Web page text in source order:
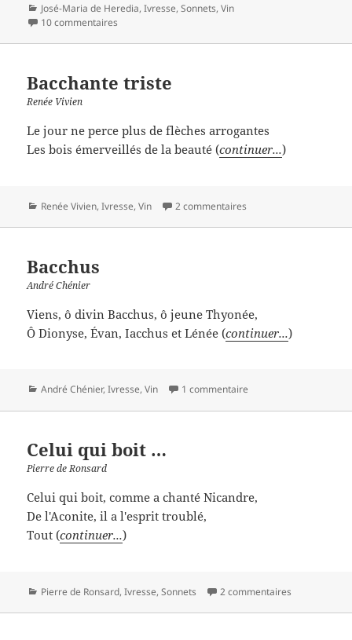
Catégories
José-Maria de Heredia,Ivresse,Sonnets,Vin
10 commentaires
Bacchante triste
Renée Vivien
Le jour ne perce plus de flèches arrogantes
Les bois émerveillés de la beauté (continuer...)
Catégories
Renée Vivien,Ivresse,Vin 2 commentaires
Bacchus
André Chénier
Viens, ô divin Bacchus, ô jeune Thyonée,
Ô Dionyse, Évan, Iacchus et Lénée (continuer...)
Catégories
André Chénier,Ivresse,Vin 1 commentaire
Celui qui boit …
Pierre de Ronsard
Celui qui boit, comme a chanté Nicandre,
De l'Aconite, il a l'esprit troublé,
Tout (continuer...)
Catégories
Pierre de Ronsard,Ivresse,Sonnets 2 commentaires